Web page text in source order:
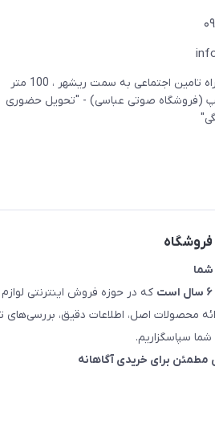
بوشهر - چهار راه تامین اجتماعی به سمت ریشهر ، 100 متر
(فروشگاه صوتی عباسی) - "تحویل حضوری
شما
۶ سال است که در حوزه فروش اینترنتی
محصولات اصل، اطلاعات دقیق،
شما سپاسگزاریم.
مطمئن برای خریدی آگاهانه